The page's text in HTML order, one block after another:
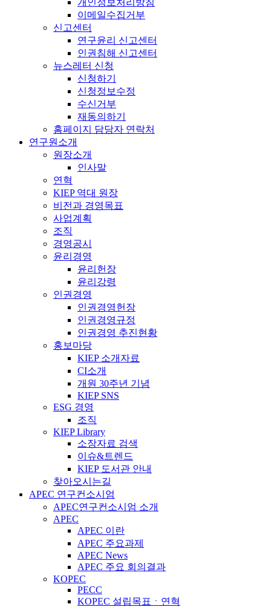
이메일수집거부
신고센터
연구윤리 신고센터
인권침해 신고센터
뉴스레터 신청
신청하기
신청정보수정
수신거부
재동의하기
홈페이지 담당자 연락처
연구원소개
원장소개
인사말
연혁
KIEP 역대 원장
비전과 경영목표
사업계획
조직
경영공시
윤리경영
윤리헌장
윤리강령
인권경영
인권경영헌장
인권경영규정
인권경영 추진현황
홍보마당
KIEP 소개자료
CI소개
개원 30주년 기념
KIEP SNS
ESG 경영
조직
KIEP Library
소장자료 검색
이슈&트렌드
KIEP 도서관 안내
찾아오시는길
APEC 연구컨소시엄
APEC연구컨소시엄 소개
APEC
APEC 이란
APEC 주요과제
APEC News
APEC 주요 회의결과
KOPEC
PECC
KOPEC 설립목표ㆍ연혁